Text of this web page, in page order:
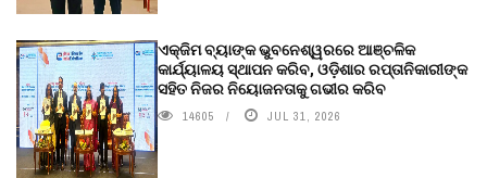
ଏକ୍ଜିମ ବ୍ୟାଙ୍କ ଭୁବନେଶ୍ୱରରେ ଆଞ୍ଚଳିକ
କାର୍ଯ୍ୟାଳୟ ସ୍ଥାପନ କରିବ, ଓଡ଼ିଶାର ରପ୍ତାନିକାରୀଙ୍କ
ସହିତ ନିଜର ନିୟୋଜନତାକୁ ଗଭୀର କରିବ
14605 JUL 31, 2026